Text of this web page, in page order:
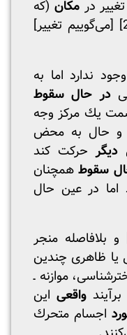
درمکان (که
[می‌گوییم تغییر]
ندارد اما به
در حال سقوط
یك مرکز وجه
و حال به محض
دیگرحرکت کند
سقوطهمچنان
در عین حال
بلافاصله منجر
یا ظاهری چندین
موازنه ـ
واقعی این
اجسام متحرك